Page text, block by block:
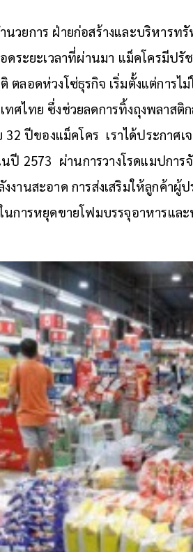
วยการ ฝ่ายก่อสร้างและบริหารท
ดระยะเวลาที่ผ่านมา แม็คโครมีปรั
ตลอดห่วงโซ่ธุรกิจ เริ่มตั้งแต่การ
ทศไทย ซึ่งช่วยลดการทิ้งถุงพลาสติ
32 ปีของแม็คโคร เราได้ประกาศ
ปี 2573 ผ่านการวางโรดแมปกา
งานสะอาด การส่งเสริมให้ลูกค้า
นการหยุดขายโฟมบรรจุอาหารแ